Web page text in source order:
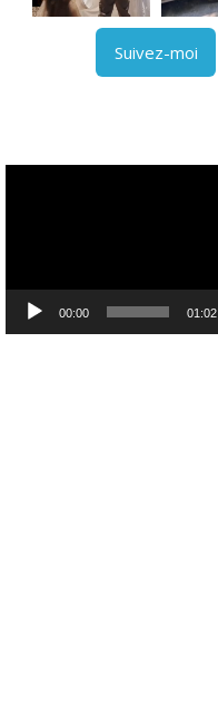
Suivez-moi
00:00 01:02